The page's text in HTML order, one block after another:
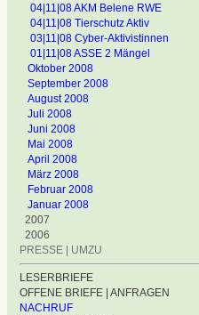
04|11|08 AKM Belene RWE
04|11|08 Tierschutz Aktiv
03|11|08 Cyber-Aktivistinnen
01|11|08 ASSE 2 Mängel
Oktober 2008
September 2008
August 2008
Juli 2008
Juni 2008
Mai 2008
April 2008
März 2008
Februar 2008
Januar 2008
2007
2006
PRESSE | UMZU
LESERBRIEFE
OFFENE BRIEFE | ANFRAGEN
NACHRUF